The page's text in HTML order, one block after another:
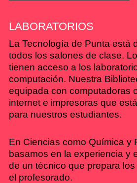
LABORATORIOS
La Tecnología de Punta está
todos los salones de clase.
tienen acceso a los
computación. Nuestra
equipada con computadoras
internet e impresoras que
para nuestros estudiantes.
En Ciencias como Química y
basamos en la experiencia y
de un técnico que prepara
el profesorado.